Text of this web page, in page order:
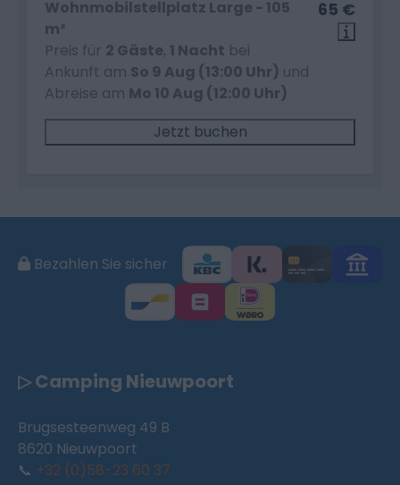
65 €
Wohnmobilstellplatz Large - 105
m²
Preis für 2 Gäste, 1 Nacht bei
Ankunft am So 9 Aug (13:00 Uhr) und
Abreise am Mo 10 Aug (12:00 Uhr)
Jetzt buchen
Bezahlen Sie sicher
▷ Camping Nieuwpoort
Brugsesteenweg 49 B
8620 Nieuwpoort
📞 +32 (0)58-23 60 37